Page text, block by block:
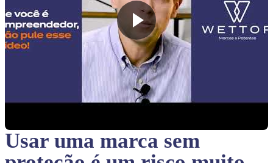
Usar uma marca sem